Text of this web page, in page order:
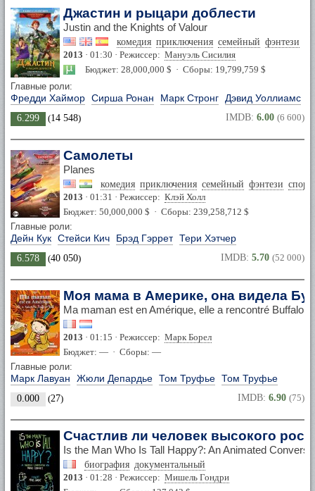
Джастин и рыцари доблести
Justin and the Knights of Valour
комедия приключения семейный фэнтези
2013 · 01:30 · Режиссер: Мануэль Сисилия
Бюджет: 28,000,000 $ · Сборы: 19,799,759 $
Главные роли:
Фредди Хаймор Сирша Ронан Марк Стронг Дэвид Уоллиамс
6.299 (14 548) IMDB: 6.00 (6 600)
Самолеты
Planes
комедия приключения семейный фэнтези спорт
2013 · 01:31 · Режиссер: Клэй Холл
Бюджет: 50,000,000 $ · Сборы: 239,258,712 $
Главные роли:
Дейн Кук Стейси Кич Брэд Гэррет Тери Хэтчер
6.578 (40 050) IMDB: 5.70 (52 000)
Моя мама в Америке, она видела
Ma maman est en Amérique, elle a rencontré Buffalo
2013 · 01:15 · Режиссер: Марк Борел
Бюджет: — · Сборы: —
Главные роли:
Марк Лавуан Жюли Депардье Том Труфье Том Труфье
0.000 (27) IMDB: 6.90 (75)
Счастлив ли человек высокого
Is the Man Who Is Tall Happy?: An Animated
биография документальный
2013 · 01:28 · Режиссер: Мишель Гондри